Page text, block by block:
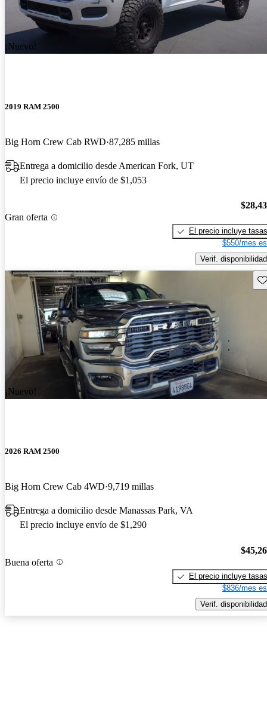
¡Nuevo!
2019 RAM 2500
Big Horn Crew Cab RWD 87,285 millas
Entrega a domicilio desde American Fork, UT
El precio incluye envío de $1,053
Gran oferta
El precio incluye tasas
$550/mes
Verif. disponibilidad
¡Nuevo!
2026 RAM 2500
Big Horn Crew Cab 4WD 9,719 millas
Entrega a domicilio desde Manassas Park, VA
El precio incluye envío de $1,290
Buena oferta
El precio incluye tasas
$836/mes
Verif. disponibilidad